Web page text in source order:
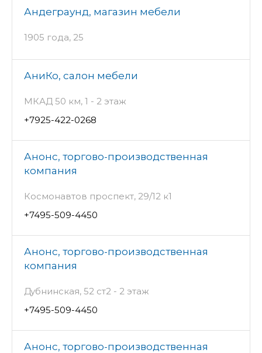
Андеграунд, магазин мебели
1905 года, 25
АниКо, салон мебели
МКАД 50 км, 1 - 2 этаж
+7925-422-0268
Анонс, торгово-производственная
компания
Космонавтов проспект, 29/12 к1
+7495-509-4450
Анонс, торгово-производственная
компания
Дубнинская, 52 ст2 - 2 этаж
+7495-509-4450
Анонс, торгово-производственная